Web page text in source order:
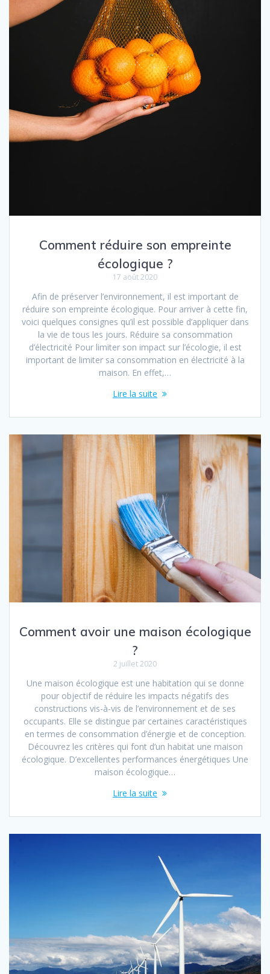
Comment réduire son empreinte
écologique ?
17 août 2020
Afin de préserver l’environnement, il est important de
réduire son empreinte écologique. Pour arriver à cette fin,
voici quelques consignes qu’il est possible d’appliquer dans
la vie de tous les jours. Réduire sa consommation
d’électricité Pour limiter son impact sur l’écologie, il est
important de limiter sa consommation en électricité à la
maison. En effet,…
Lire la suite
Comment avoir une maison écologique
?
2 juillet 2020
Une maison écologique est une habitation qui se donne
pour objectif de réduire les impacts négatifs des
constructions vis-à-vis de l’environnement et de ses
occupants. Elle se distingue par certaines caractéristiques
en termes de consommation d’énergie et de conception.
Découvrez les critères qui font d’un habitat une maison
écologique. D’excellentes performances énergétiques Une
maison écologique…
Lire la suite